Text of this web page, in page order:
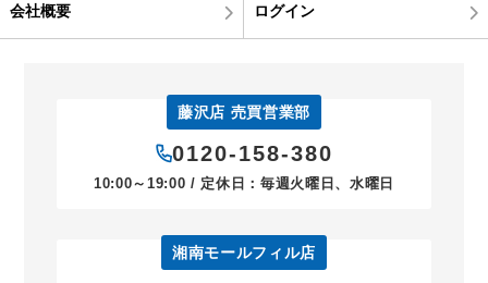
会社概要 ログイン
藤沢店 売買営業部
0120-158-380
10:00～19:00 / 定休日：毎週火曜日、水曜日
湘南モールフィル店